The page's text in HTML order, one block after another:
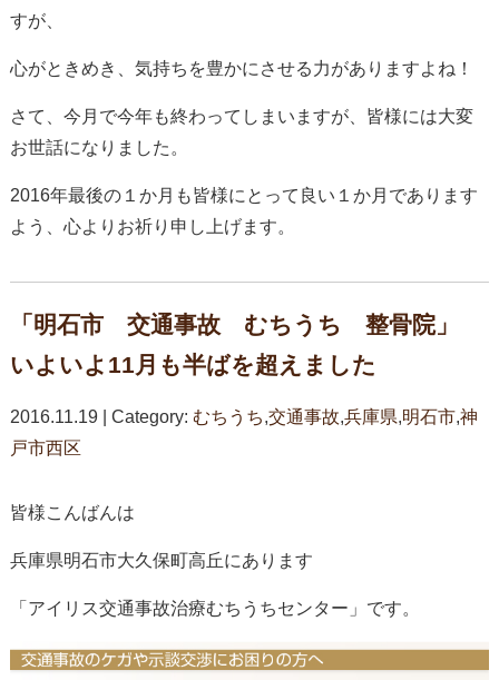
すが、
心がときめき、気持ちを豊かにさせる力がありますよね！
さて、今月で今年も終わってしまいますが、皆様には大変
お世話になりました。
2016年最後の１か月も皆様にとって良い１か月であります
よう、心よりお祈り申し上げます。
「明石市 交通事故 むちうち 整骨院」
いよいよ11月も半ばを超えました
2016.11.19 | Category: むちうち,交通事故,兵庫県,明石市,神
戸市西区
皆様こんばんは
兵庫県明石市大久保町高丘にあります
「アイリス交通事故治療むちうちセンター」です。